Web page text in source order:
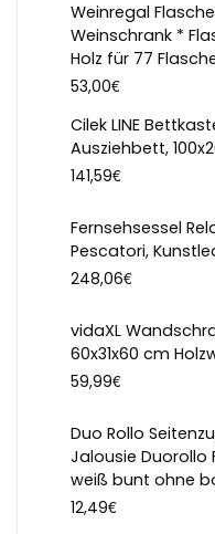
Weinregal
Weinschrank *
Holz für 77
53,00€
Cilek LINE
Ausziehbett,
141,59€
Fernsehsessel
Pescatori,
248,06€
vidaXL
60x31x60 cm
59,99€
Duo Rollo
Jalousie Duorollo
weiß bunt ohne
12,49€